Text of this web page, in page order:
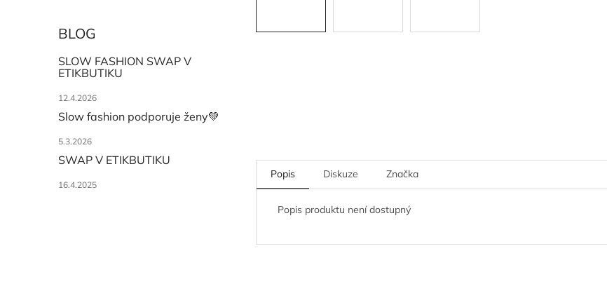
BLOG
SLOW FASHION SWAP V
ETIKBUTIKU
12.4.2026
Slow fashion podporuje ženy💚
5.3.2026
SWAP V ETIKBUTIKU
16.4.2025
Popis Diskuze Značka
Popis produktu není dostupný